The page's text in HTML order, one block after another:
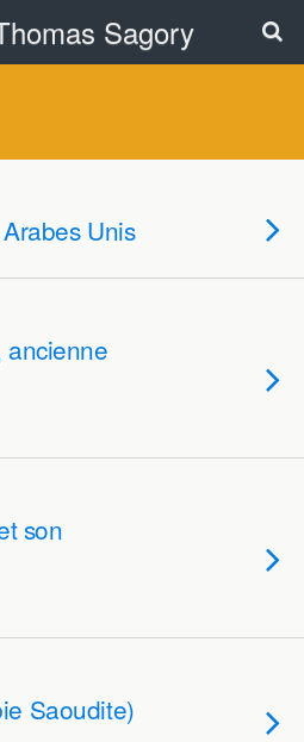
Sagory
Unis
ancienne
son
Saoudite)